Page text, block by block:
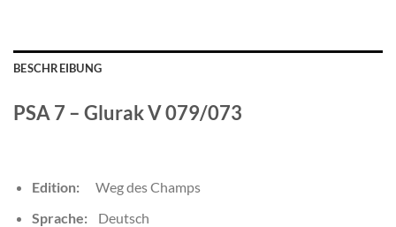
BESCHREIBUNG
PSA 7 – Glurak V 079/073
Edition:Weg des Champs
Sprache:Deutsch